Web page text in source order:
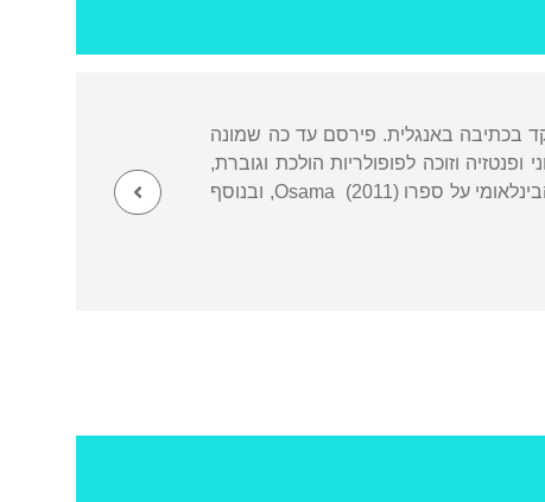
בכתיבה באנגלית. פירסם עד כה שמונה
וזוכה לפופולריות הולכת וגוברת,
כמו גם להערכה ולפרסים רבים, על מפעליו הספרותיים. בין השאר זכה ב-2012 בפרס הפנטזיה הבינלאומי על ספרו Osama (2011), ובנוסף